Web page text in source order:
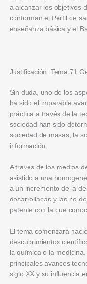
a alcanzar los objetivos
conforman el Perfil de
enseñanza básica y el
Justificación: Tema 71
Sin duda, uno de los
ha sido el imparable
práctica a través de la
sociedad han sido
sociedad de masas, la
información.
A través de los medios
asistido a una
a un incremento de la
desarrolladas y las no
patente con la que
El tema comenzará
descubrimientos
la química o la
principales avances
siglo XX y su influencia